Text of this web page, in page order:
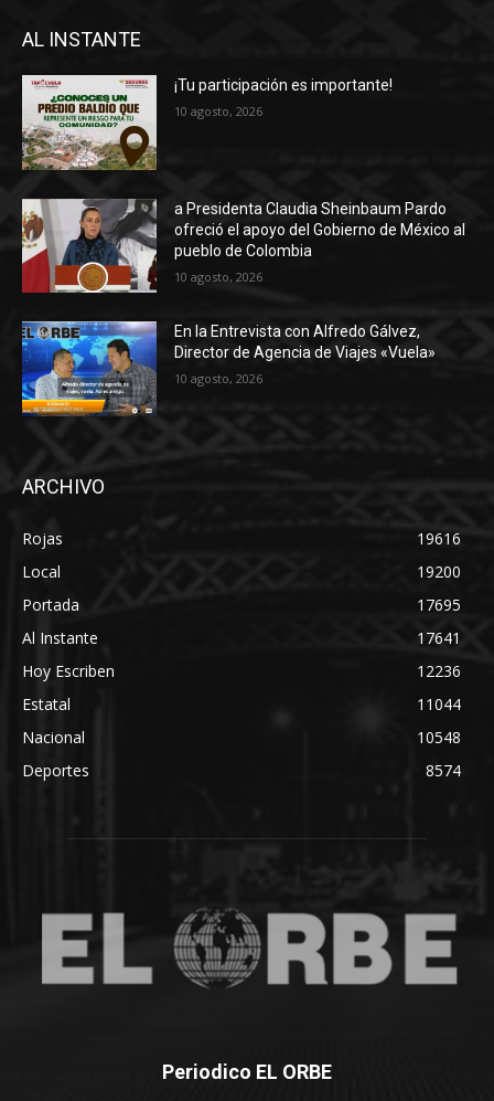
AL INSTANTE
¡Tu participación es importante!
10 agosto, 2026
a Presidenta Claudia Sheinbaum Pardo
ofreció el apoyo del Gobierno de México al
pueblo de Colombia
10 agosto, 2026
En la Entrevista con Alfredo Gálvez,
Director de Agencia de Viajes «Vuela»
10 agosto, 2026
ARCHIVO
Rojas
19616
Local
19200
Portada
17695
Al Instante
17641
Hoy Escriben
12236
Estatal
11044
Nacional
10548
Deportes
8574
Periodico EL ORBE